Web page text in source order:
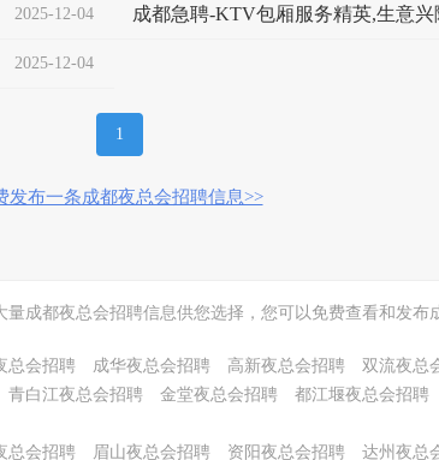
2025-12-04 成都急聘-KTV包厢服务精英,生意
2025-12-04
1
发布一条成都夜总会招聘信息>>
成都夜总会招聘信息供您选择，您可以免费查看和发布
总会招聘 成华夜总会招聘 高新夜总会招聘 双流夜总
青白江夜总会招聘 金堂夜总会招聘 都江堰夜总会招聘
总会招聘 眉山夜总会招聘 资阳夜总会招聘 达州夜总